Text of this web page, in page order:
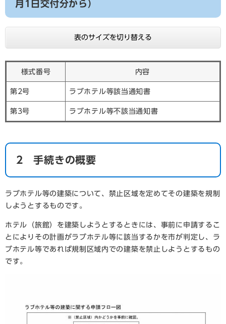
月1日交付分から）
表のサイズを切り替える
様式番号 内容
第2号 ラブホテル等該当通知書
第3号 ラブホテル等不該当通知書
2 手続きの概要
ラブホテル等の建築について、禁止区域を定めてその建築を規制
しようとするものです。
ホテル（旅館）を建築しようとするときには、事前に申請するこ
とによりその計画がラブホテル等に該当するかを市が判定し、ラ
ブホテル等であれば規制区域内での建築を禁止しようとするもの
です。